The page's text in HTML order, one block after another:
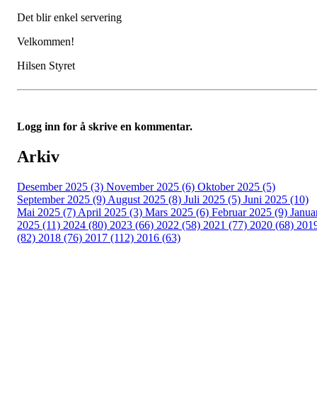
Det blir enkel servering
Velkommen!
Hilsen Styret
Logg inn for å skrive en kommentar.
Arkiv
Desember 2025 (3) November 2025 (6) Oktober 2025 (5)
September 2025 (9) August 2025 (8) Juli 2025 (5) Juni 2025 (10)
Mai 2025 (7) April 2025 (3) Mars 2025 (6) Februar 2025 (9)
2025 (11) 2024 (80) 2023 (66) 2022 (58) 2021 (77) 2020 (68)
(82) 2018 (76) 2017 (112) 2016 (63)